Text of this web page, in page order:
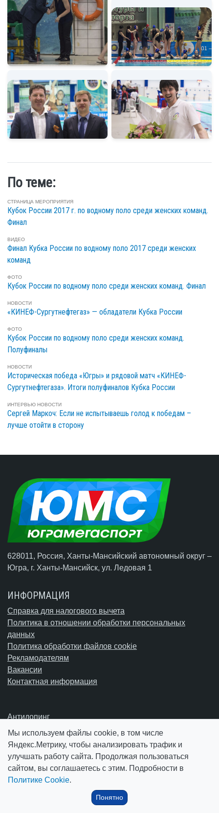
По теме:
СТРАНИЦА МЕРОПРИЯТИЯ
Кубок России 2017 г. по водному поло среди женских команд.
Финал
ВИДЕО
Финал Кубка России по водному поло 2017 среди женских
команд
ФОТО
Кубок России по водному поло среди женских команд. Финал
НОВОСТИ
«КИНЕФ-Сургутнефтегаз» — обладатели Кубка России
ФОТО
Кубок России по водному поло среди женских команд.
Полуфиналы
НОВОСТИ
Историческая победа «Югры» и рядовой матч «КИНЕФ-
Сургутнефтегаза». Итоги полуфиналов Кубка России
ИНТЕРВЬЮ НОВОСТИ
Сергей Маркоч: Если не испытываешь голод к победам –
лучше отойти в сторону
628011, Россия, Ханты-Мансийский автономный округ –
Югра, г. Ханты-Мансийск, ул. Ледовая 1
ИНФОРМАЦИЯ
Справка для налогового вычета
Политика в отношении обработки персональных
данных
Политика обработки файлов cookie
Рекламодателям
Вакансии
Контактная информация
Антидопинг
Антинаркотическая деятельность
Антитеррористические материалы
Противодействие коррупции
Профилактика дистанционного мошенничества
Поиск
Мы используем файлы cookie, в том числе
Яндекс.Метрику, чтобы анализировать трафик и
улучшать работу сайта. Продолжая пользоваться
сайтом, вы соглашаетесь с этим. Подробности в
Политике Cookie.
Понятно